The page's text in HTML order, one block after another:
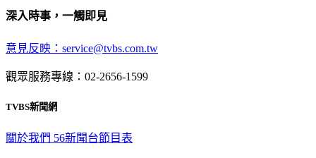
深入時事，一觸即見
意見反映：service@tvbs.com.tw
觀眾服務專線：02-2656-1599
TVBS新聞網
關於我們 56新聞台節目表